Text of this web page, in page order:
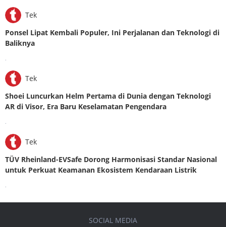
Tek
Ponsel Lipat Kembali Populer, Ini Perjalanan dan Teknologi di
Baliknya
Tek
Shoei Luncurkan Helm Pertama di Dunia dengan Teknologi
AR di Visor, Era Baru Keselamatan Pengendara
Tek
TÜV Rheinland-EVSafe Dorong Harmonisasi Standar Nasional
untuk Perkuat Keamanan Ekosistem Kendaraan Listrik
SOCIAL MEDIA